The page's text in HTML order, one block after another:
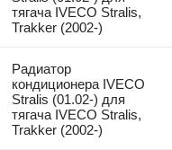
тягача IVECO Stralis,
Trakker (2002-)
Радиатор
кондиционера IVECO
Stralis (01.02-) для
тягача IVECO Stralis,
Trakker (2002-)